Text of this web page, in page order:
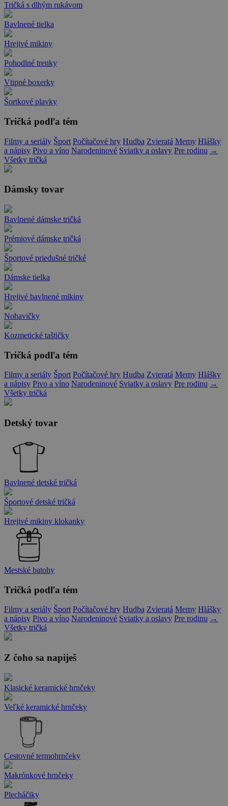
Tričká s dlhým rukávom
Bavlnené tielka
Hrejivé mikiny
Pohodlné trenky
Vtipné boxerky
Šortkové plavky
Tričká podľa tém
Filmy a seriály Šport Počítačové hry Hudba Zvieratá Memy Hlášky
a nápisy Pivo a víno Narodeninové Sviatky a oslavy Pre rodinu →
Všetky tričká
Dámsky tovar
Bavlnené dámske tričká
Prémiové dámske tričká
Športové priedušné tričké
Dámske tielka
Hrejivé bavlnené mikiny
Nohavičky
Kozmetické taštičky
Tričká podľa tém
Filmy a seriály Šport Počítačové hry Hudba Zvieratá Memy Hlášky
a nápisy Pivo a víno Narodeninové Sviatky a oslavy Pre rodinu →
Všetky tričká
Detský tovar
Bavlnené detské tričká
Športové detské tričká
Hrejivé mikiny klokanky
Mestské batohy
Tričká podľa tém
Filmy a seriály Šport Počítačové hry Hudba Zvieratá Memy Hlášky
a nápisy Pivo a víno Narodeninové Sviatky a oslavy Pre rodinu →
Všetky tričká
Z čoho sa napiješ
Klasické keramické hrnčeky
Veľké keramické hrnčeky
Cestovné termohrnčeky
Makrónkové hrnčeky
Plecháčiky